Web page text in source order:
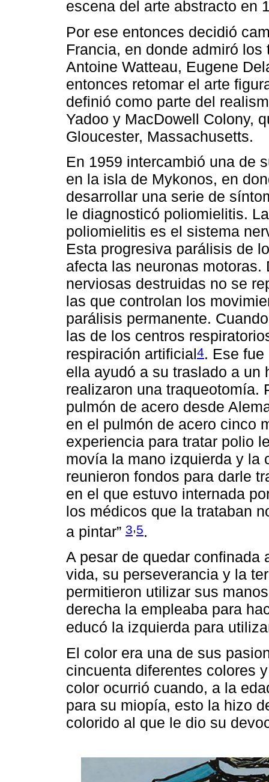
escena del arte abstracto en
Por ese entonces decidió
Francia, en donde admiró
Antoine Watteau, Eugene
entonces retomar el arte
definió como parte del
Yadoo y MacDowell Colony,
Gloucester, Massachusetts.
En 1959 intercambió una de
en la isla de Mykonos, en
desarrollar una serie de
le diagnosticó poliomielitis.
poliomielitis es el sistema
Esta progresiva parálisis de
afecta las neuronas
nerviosas destruidas no se
las que controlan los
parálisis permanente.
las de los centros
respiración artificial4. Ese
ella ayudó a su traslado a un
realizaron una traqueotomía.
pulmón de acero desde
en el pulmón de acero cinco
experiencia para tratar polio
movía la mano izquierda y la
reunieron fondos para darle
en el que estuvo internada
los médicos que la trataban
a pintar” 3 5.
A pesar de quedar confinada
vida, su perseverancia y la
permitieron utilizar sus
derecha la empleaba para
educó la izquierda para
El color era una de sus
cincuenta diferentes colores
color ocurrió cuando, a la
para su miopía, esto la hizo
colorido al que le dio su